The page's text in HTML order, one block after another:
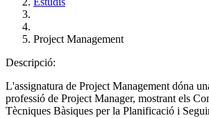
Project Management
Descripció:
L'assignatura de Project Management dóna
professió de Project Manager, mostrant els
Tècniques Bàsiques per la Planificació i